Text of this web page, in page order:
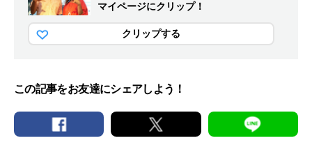
マイページにクリップ！
クリップする
この記事をお友達にシェアしよう！